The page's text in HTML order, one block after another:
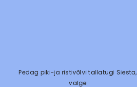
Pedag piki-ja ristivõlvi tallatugi Siesta,
valge